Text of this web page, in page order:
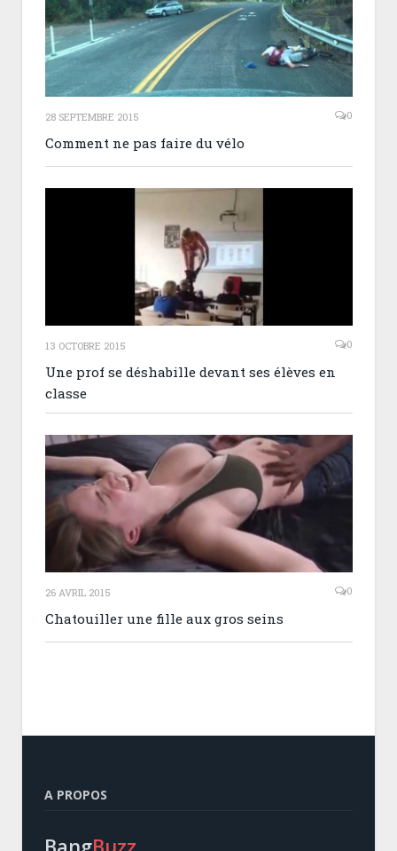
28 SEPTEMBRE 2015 0
Comment ne pas faire du vélo
13 OCTOBRE 2015 0
Une prof se déshabille devant ses élèves en
classe
26 AVRIL 2015 0
Chatouiller une fille aux gros seins
A PROPOS